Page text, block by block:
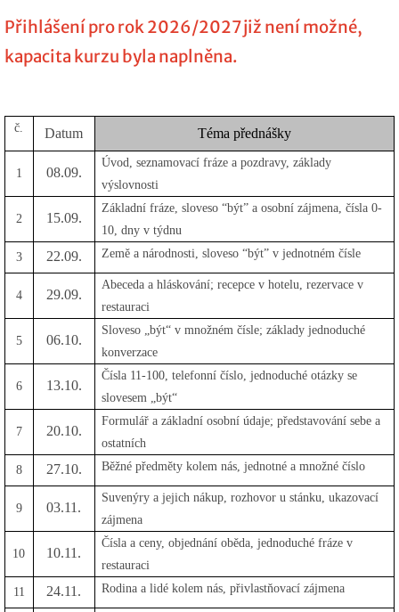
Přihlášení pro rok 2026/2027 již není možné,
kapacita kurzu byla naplněna.
č. Datum Téma přednášky
1 08.09.
Úvod, seznamovací fráze a pozdravy, základy
výslovnosti
2 15.09.
Základní fráze, sloveso “být” a osobní zájmena, čísla 0-
10, dny v týdnu
3
22.09. Země a národnosti, sloveso “být” v jednotném čísle
4 29.09.
Abeceda a hláskování; recepce v hotelu, rezervace v
restauraci
5 06.10.
Sloveso „být“ v množném čísle; základy jednoduché
konverzace
6 13.10.
Čísla 11-100, telefonní číslo, jednoduché otázky se
slovesem „být“
7 20.10.
Formulář a základní osobní údaje; představování sebe a
ostatních
8
27.10. Běžné předměty kolem nás, jednotné a množné číslo
9 03.11.
Suvenýry a jejich nákup, rozhovor u stánku, ukazovací
zájmena
10 10.11.
Čísla a ceny, objednání oběda, jednoduché fráze v
restauraci
11
24.11. Rodina a lidé kolem nás, přivlastňovací zájmena